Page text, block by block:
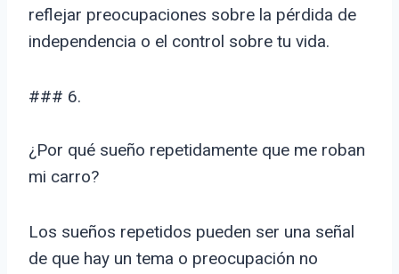
reflejar preocupaciones sobre la pérdida de
independencia o el control sobre tu vida.
### 6.
¿Por qué sueño repetidamente que me roban
mi carro?
Los sueños repetidos pueden ser una señal
de que hay un tema o preocupación no